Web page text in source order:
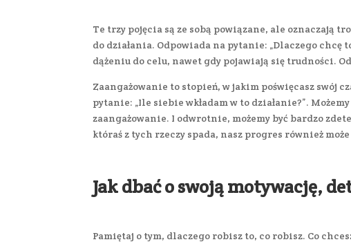
Te trzy pojęcia są ze sobą powiązane, ale oznaczają
do działania. Odpowiada na pytanie: „Dlaczego chcę
dążeniu do celu, nawet gdy pojawiają się trudności.
Zaangażowanie to stopień, w jakim poświęcasz swój
pytanie: „Ile siebie wkładam w to działanie?”.
zaangażowanie. I odwrotnie, możemy być bardzo
któraś z tych rzeczy spada, nasz progres również
Jak dbać o swoją motywację,
Pamiętaj o tym, dlaczego robisz to, co robisz. Co